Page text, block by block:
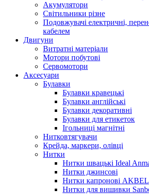
Акумулятори
Світильники різне
Подовжувачі електричні,
кабелем
Двигуни
Витратні матеріали
Мотори побутові
Сервомотори
Аксесуари
Булавки
Булавки кравецькі
Булавки англійські
Булавки декоративні
Булавки для етикеток
Ігольниці магнітні
Нитковтягувачи
Крейда, маркери, олівці
Нитки
Нитки швацькі Ideal
Нитки джинсові
Нитки капронові AKBEL
Нитки для вишивки